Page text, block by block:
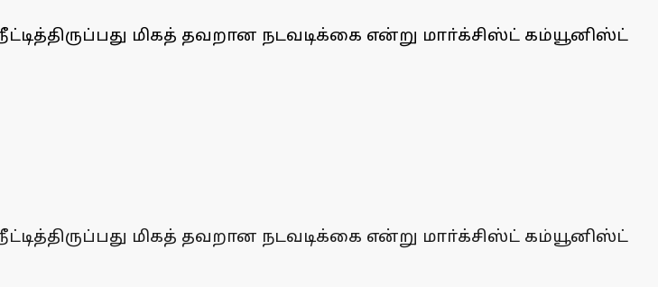
மிகத் தவறான நடவடிக்கை என்று மாா்க்சிஸ்ட் கம்யூனிஸ்ட்
மிகத் தவறான நடவடிக்கை என்று மாா்க்சிஸ்ட் கம்யூனிஸ்ட்